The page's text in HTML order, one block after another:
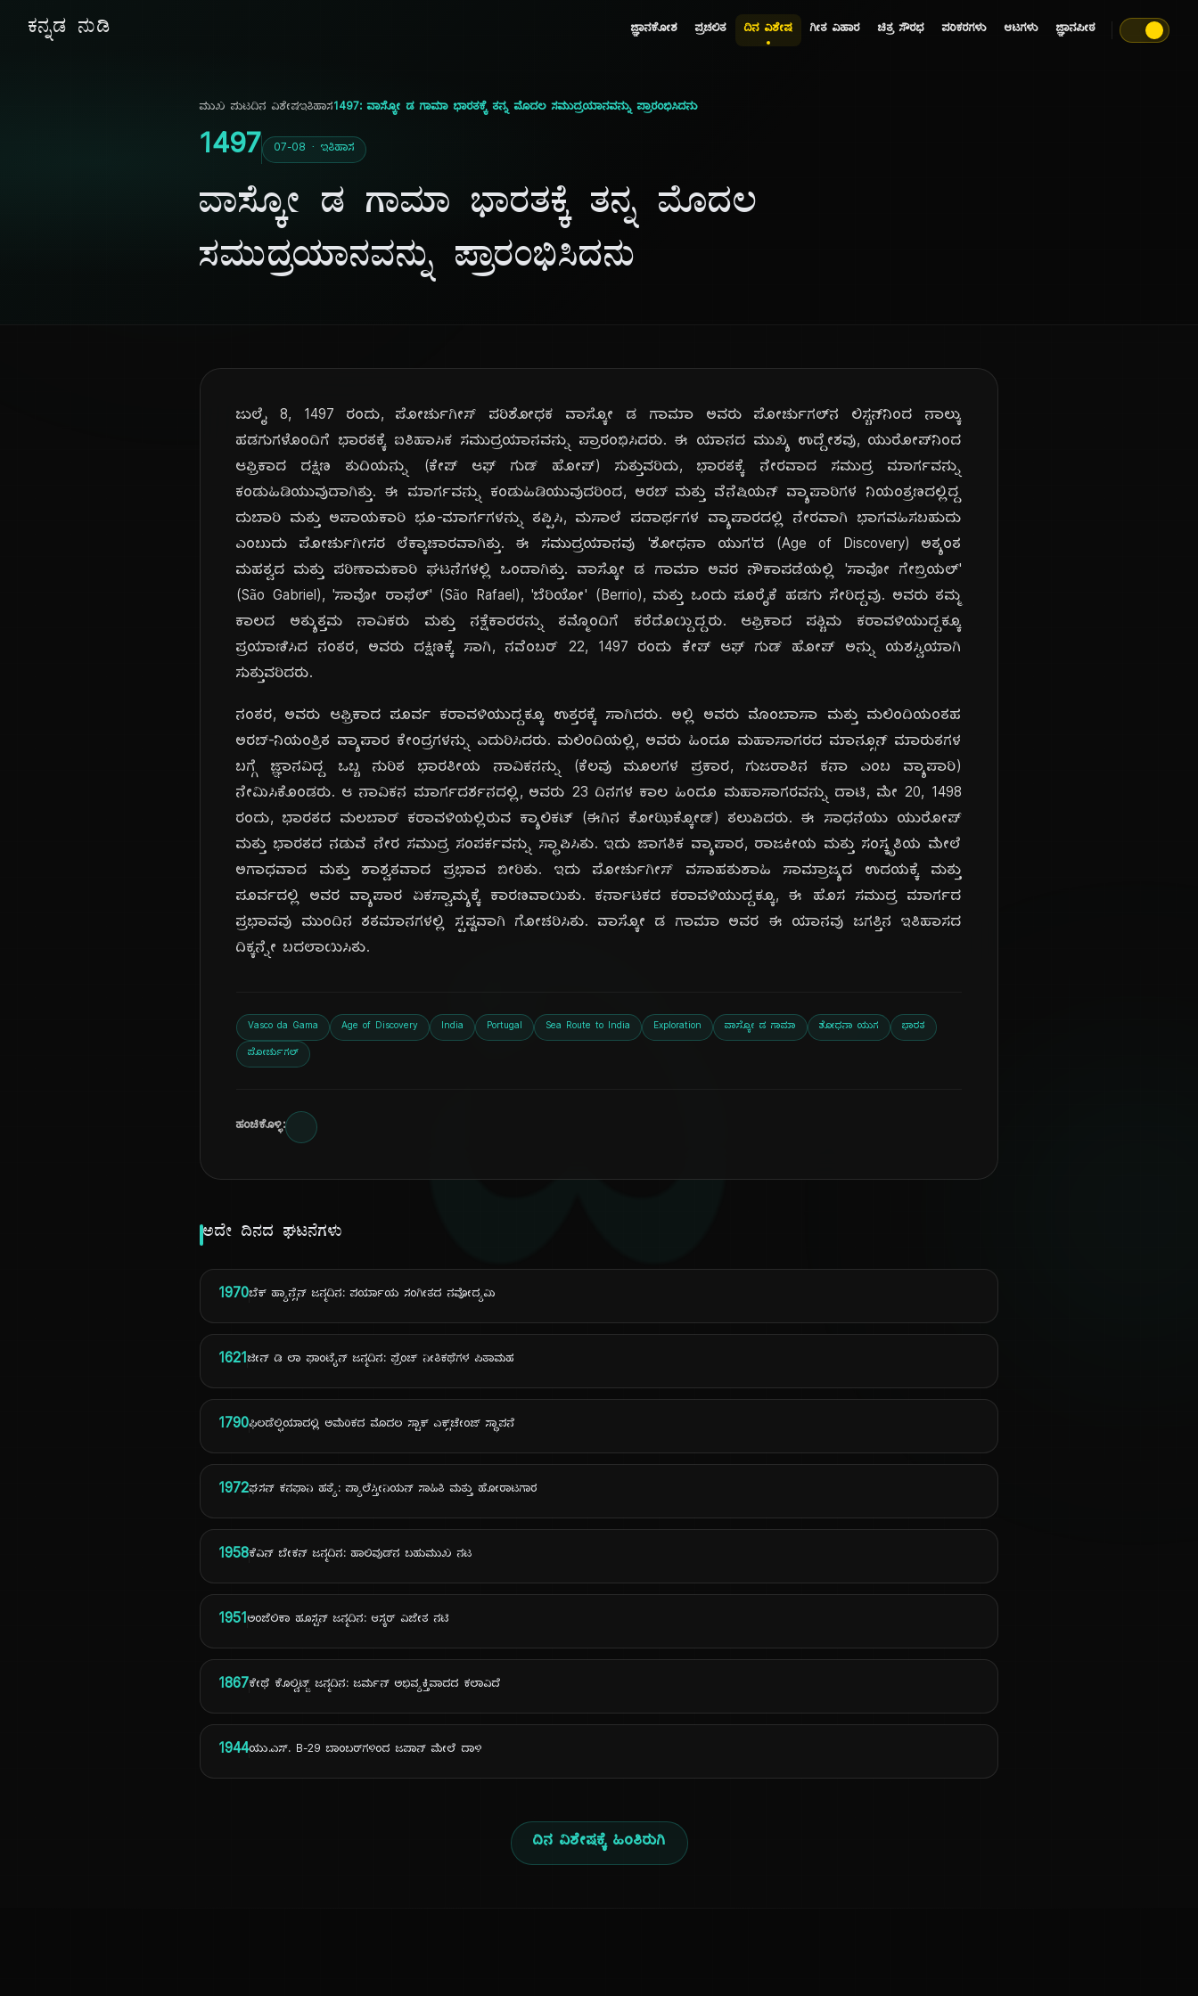
ಕನ್ನಡ ನುಡಿ ಜ್ಞಾನಕೋಶ ಪ್ರಚಲಿತ ದಿನ ವಿಶೇಷ ಗೀತ ವಿಹಾರ ಚಿತ್ರ ಸೌರಭ ಪರಿಕರಗಳು ಆಟಗಳು ಜ್ಞಾನಪೀಠ
ದಿ
ಮುಖ ಪುಟದಿನ ವಿಶೇಷಇತಿಹಾಸ1497: ವಾಸ್ಕೋ ಡ ಗಾಮಾ ಭಾರತಕ್ಕೆ ತನ್ನ ಮೊದಲ ಸಮುದ್ರಯಾನವನ್ನು ಪ್ರಾರಂಭಿಸಿದನು
1497 07-08 · ಇತಿಹಾಸ
ವಾಸ್ಕೋ ಡ ಗಾಮಾ ಭಾರತಕ್ಕೆ ತನ್ನ ಮೊದಲ
ಸಮುದ್ರಯಾನವನ್ನು ಪ್ರಾರಂಭಿಸಿದನು
ಜುಲೈ 8, 1497 ರಂದು, ಪೋರ್ಚುಗೀಸ್ ಪರಿಶೋಧಕ ವಾಸ್ಕೋ ಡ ಗಾಮಾ ಅವರು ಪೋರ್ಚುಗಲ್‌ನ ಲಿಸ್ಬನ್‌ನಿಂದ ನಾಲ್ಕು
ಹಡಗುಗಳೊಂದಿಗೆ ಭಾರತಕ್ಕೆ ಐತಿಹಾಸಿಕ ಸಮುದ್ರಯಾನವನ್ನು ಪ್ರಾರಂಭಿಸಿದರು. ಈ ಯಾನದ ಮುಖ್ಯ ಉದ್ದೇಶವು, ಯುರೋಪ್‌ನಿಂದ
ಆಫ್ರಿಕಾದ ದಕ್ಷಿಣ ತುದಿಯನ್ನು (ಕೇಪ್ ಆಫ್ ಗುಡ್ ಹೋಪ್) ಸುತ್ತುವರಿದು, ಭಾರತಕ್ಕೆ ನೇರವಾದ ಸಮುದ್ರ ಮಾರ್ಗವನ್ನು
ಕಂಡುಹಿಡಿಯುವುದಾಗಿತ್ತು. ಈ ಮಾರ್ಗವನ್ನು ಕಂಡುಹಿಡಿಯುವುದರಿಂದ, ಅರಬ್ ಮತ್ತು ವೆನೆಷಿಯನ್ ವ್ಯಾಪಾರಿಗಳ ನಿಯಂತ್ರಣದಲ್ಲಿದ್ದ
ದುಬಾರಿ ಮತ್ತು ಅಪಾಯಕಾರಿ ಭೂ-ಮಾರ್ಗಗಳನ್ನು ತಪ್ಪಿಸಿ, ಮಸಾಲೆ ಪದಾರ್ಥಗಳ ವ್ಯಾಪಾರದಲ್ಲಿ ನೇರವಾಗಿ ಭಾಗವಹಿಸಬಹುದು
ಎಂಬುದು ಪೋರ್ಚುಗೀಸರ ಲೆಕ್ಕಾಚಾರವಾಗಿತ್ತು. ಈ ಸಮುದ್ರಯಾನವು 'ಶೋಧನಾ ಯುಗ'ದ (Age of Discovery) ಅತ್ಯಂತ
ಮಹತ್ವದ ಮತ್ತು ಪರಿಣಾಮಕಾರಿ ಘಟನೆಗಳಲ್ಲಿ ಒಂದಾಗಿತ್ತು. ವಾಸ್ಕೋ ಡ ಗಾಮಾ ಅವರ ನೌಕಾಪಡೆಯಲ್ಲಿ 'ಸಾವೋ ಗೇಬ್ರಿಯಲ್'
(São Gabriel), 'ಸಾವೋ ರಾಫೆಲ್' (São Rafael), 'ಬೆರಿಯೋ' (Berrio), ಮತ್ತು ಒಂದು ಪೂರೈಕೆ ಹಡಗು ಸೇರಿದ್ದವು. ಅವರು ತಮ್ಮ
ಕಾಲದ ಅತ್ಯುತ್ತಮ ನಾವಿಕರು ಮತ್ತು ನಕ್ಷೆಕಾರರನ್ನು ತಮ್ಮೊಂದಿಗೆ ಕರೆದೊಯ್ದಿದ್ದರು. ಆಫ್ರಿಕಾದ ಪಶ್ಚಿಮ ಕರಾವಳಿಯುದ್ದಕ್ಕೂ
ಪ್ರಯಾಣಿಸಿದ ನಂತರ, ಅವರು ದಕ್ಷಿಣಕ್ಕೆ ಸಾಗಿ, ನವೆಂಬರ್ 22, 1497 ರಂದು ಕೇಪ್ ಆಫ್ ಗುಡ್ ಹೋಪ್ ಅನ್ನು ಯಶಸ್ವಿಯಾಗಿ
ಸುತ್ತುವರಿದರು.
ನಂತರ, ಅವರು ಆಫ್ರಿಕಾದ ಪೂರ್ವ ಕರಾವಳಿಯುದ್ದಕ್ಕೂ ಉತ್ತರಕ್ಕೆ ಸಾಗಿದರು. ಅಲ್ಲಿ ಅವರು ಮೊಂಬಾಸಾ ಮತ್ತು ಮಲಿಂದಿಯಂತಹ
ಅರಬ್-ನಿಯಂತ್ರಿತ ವ್ಯಾಪಾರ ಕೇಂದ್ರಗಳನ್ನು ಎದುರಿಸಿದರು. ಮಲಿಂದಿಯಲ್ಲಿ, ಅವರು ಹಿಂದೂ ಮಹಾಸಾಗರದ ಮಾನ್ಸೂನ್ ಮಾರುತಗಳ
ಬಗ್ಗೆ ಜ್ಞಾನವಿದ್ದ ಒಬ್ಬ ನುರಿತ ಭಾರತೀಯ ನಾವಿಕನನ್ನು (ಕೆಲವು ಮೂಲಗಳ ಪ್ರಕಾರ, ಗುಜರಾತಿನ ಕನಾ ಎಂಬ ವ್ಯಾಪಾರಿ)
ನೇಮಿಸಿಕೊಂಡರು. ಆ ನಾವಿಕನ ಮಾರ್ಗದರ್ಶನದಲ್ಲಿ, ಅವರು 23 ದಿನಗಳ ಕಾಲ ಹಿಂದೂ ಮಹಾಸಾಗರವನ್ನು ದಾಟಿ, ಮೇ 20, 1498
ರಂದು, ಭಾರತದ ಮಲಬಾರ್ ಕರಾವಳಿಯಲ್ಲಿರುವ ಕ್ಯಾಲಿಕಟ್ (ಈಗಿನ ಕೋಝಿಕ್ಕೋಡ್) ತಲುಪಿದರು. ಈ ಸಾಧನೆಯು ಯುರೋಪ್
ಮತ್ತು ಭಾರತದ ನಡುವೆ ನೇರ ಸಮುದ್ರ ಸಂಪರ್ಕವನ್ನು ಸ್ಥಾಪಿಸಿತು. ಇದು ಜಾಗತಿಕ ವ್ಯಾಪಾರ, ರಾಜಕೀಯ ಮತ್ತು ಸಂಸ್ಕೃತಿಯ ಮೇಲೆ
ಅಗಾಧವಾದ ಮತ್ತು ಶಾಶ್ವತವಾದ ಪ್ರಭಾವ ಬೀರಿತು. ಇದು ಪೋರ್ಚುಗೀಸ್ ವಸಾಹತುಶಾಹಿ ಸಾಮ್ರಾಜ್ಯದ ಉದಯಕ್ಕೆ ಮತ್ತು
ಪೂರ್ವದಲ್ಲಿ ಅವರ ವ್ಯಾಪಾರ ಏಕಸ್ವಾಮ್ಯಕ್ಕೆ ಕಾರಣವಾಯಿತು. ಕರ್ನಾಟಕದ ಕರಾವಳಿಯುದ್ದಕ್ಕೂ, ಈ ಹೊಸ ಸಮುದ್ರ ಮಾರ್ಗದ
ಪ್ರಭಾವವು ಮುಂದಿನ ಶತಮಾನಗಳಲ್ಲಿ ಸ್ಪಷ್ಟವಾಗಿ ಗೋಚರಿಸಿತು. ವಾಸ್ಕೋ ಡ ಗಾಮಾ ಅವರ ಈ ಯಾನವು ಜಗತ್ತಿನ ಇತಿಹಾಸದ
ದಿಕ್ಕನ್ನೇ ಬದಲಾಯಿಸಿತು.
Vasco da Gama Age of Discovery India Portugal Sea Route to India Exploration ವಾಸ್ಕೋ ಡ ಗಾಮಾ ಶೋಧನಾ ಯುಗ ಭಾರತ
ಪೋರ್ಚುಗಲ್
ಹಂಚಿಕೊಳ್ಳಿ:
ಅದೇ ದಿನದ ಘಟನೆಗಳು
1970ಬೆಕ್ ಹ್ಯಾನ್ಸೆನ್ ಜನ್ಮದಿನ: ಪರ್ಯಾಯ ಸಂಗೀತದ ನವೋದ್ಯಮಿ
1621ಜೀನ್ ಡಿ ಲಾ ಫಾಂಟೈನ್ ಜನ್ಮದಿನ: ಫ್ರೆಂಚ್ ನೀತಿಕಥೆಗಳ ಪಿತಾಮಹ
1790ಫಿಲಡೆಲ್ಫಿಯಾದಲ್ಲಿ ಅಮೆರಿಕದ ಮೊದಲ ಸ್ಟಾಕ್ ಎಕ್ಸ್‌ಚೇಂಜ್ ಸ್ಥಾಪನೆ
1972ಘಸನ್ ಕನಫಾನಿ ಹತ್ಯೆ: ಪ್ಯಾಲೆಸ್ತೀನಿಯನ್ ಸಾಹಿತಿ ಮತ್ತು ಹೋರಾಟಗಾರ
1958ಕೆವಿನ್ ಬೇಕನ್ ಜನ್ಮದಿನ: ಹಾಲಿವುಡ್‌ನ ಬಹುಮುಖ ನಟ
1951ಅಂಜೆಲಿಕಾ ಹೂಸ್ಟನ್ ಜನ್ಮದಿನ: ಆಸ್ಕರ್ ವಿಜೇತ ನಟಿ
1867ಕೇಥೆ ಕೊಲ್ವಿಟ್ಜ್ ಜನ್ಮದಿನ: ಜರ್ಮನ್ ಅಭಿವ್ಯಕ್ತಿವಾದದ ಕಲಾವಿದೆ
1944ಯು.ಎಸ್. B-29 ಬಾಂಬರ್‌ಗಳಿಂದ ಜಪಾನ್ ಮೇಲೆ ದಾಳಿ
ದಿನ ವಿಶೇಷಕ್ಕೆ ಹಿಂತಿರುಗಿ